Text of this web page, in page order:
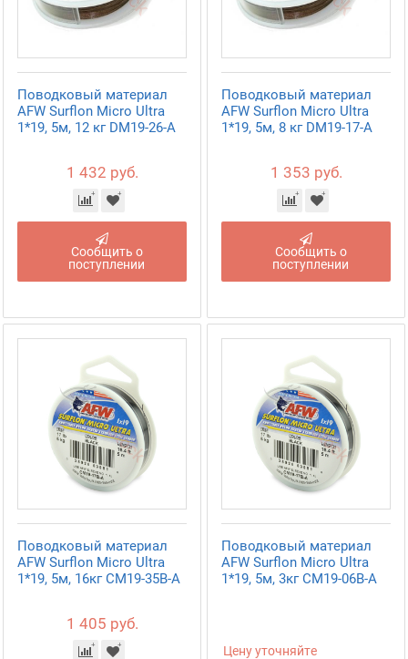
Поводковый материал
AFW Surflon Micro Ultra
1*19, 5м, 12 кг DM19-26-A
1 432 руб.
Сообщить о
поступлении
Поводковый материал
AFW Surflon Micro Ultra
1*19, 5м, 8 кг DM19-17-A
1 353 руб.
Сообщить о
поступлении
Поводковый материал
AFW Surflon Micro Ultra
1*19, 5м, 16кг CM19-35B-A
1 405 руб.
Поводковый материал
AFW Surflon Micro Ultra
1*19, 5м, 3кг CM19-06B-A
Цену уточняйте